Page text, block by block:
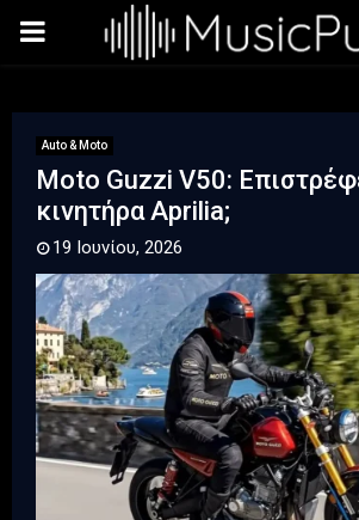
PRIMARY
Auto & Moto
Moto Guzzi V50:
κινητήρα Aprilia;
19 Ιουνίου, 2026